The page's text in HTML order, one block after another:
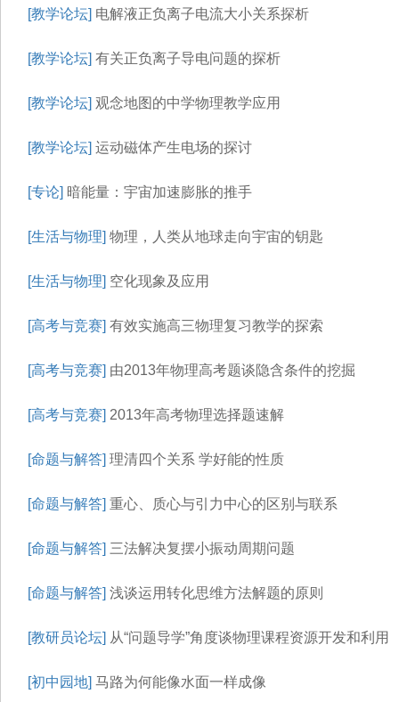
[教学论坛] 电解液正负离子电流大小关系探析
[教学论坛] 有关正负离子导电问题的探析
[教学论坛] 观念地图的中学物理教学应用
[教学论坛] 运动磁体产生电场的探讨
[专论] 暗能量：宇宙加速膨胀的推手
[生活与物理] 物理，人类从地球走向宇宙的钥匙
[生活与物理] 空化现象及应用
[高考与竞赛] 有效实施高三物理复习教学的探索
[高考与竞赛] 由2013年物理高考题谈隐含条件的挖掘
[高考与竞赛] 2013年高考物理选择题速解
[命题与解答] 理清四个关系 学好能的性质
[命题与解答] 重心、质心与引力中心的区别与联系
[命题与解答] 三法解决复摆小振动周期问题
[命题与解答] 浅谈运用转化思维方法解题的原则
[教研员论坛] 从“问题导学”角度谈物理课程资源开发和利用
[初中园地] 马路为何能像水面一样成像